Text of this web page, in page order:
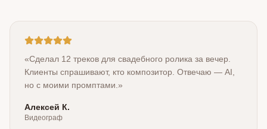
«Сделал 12 треков для свадебного ролика за вечер.
Клиенты спрашивают, кто композитор. Отвечаю — AI,
но с моими промптами. »
Алексей К.
Видеограф